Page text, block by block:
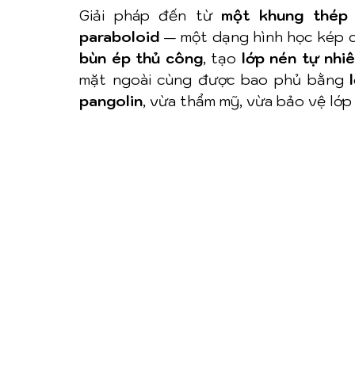
Giải pháp đến từ một khung thép
paraboloid — một dạng hình học kép
bùn ép thủ công, tạo lớp nén tự
mặt ngoài cùng được bao phủ bằng
pangolin, vừa thẩm mỹ, vừa bảo vệ